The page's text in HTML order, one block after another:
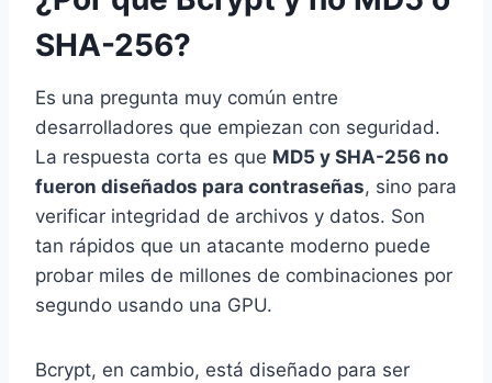
SHA-256?
Es una pregunta muy común entre
desarrolladores que empiezan con seguridad.
La respuesta corta es que MD5 y SHA-256 no
fueron diseñados para contraseñas, sino para
verificar integridad de archivos y datos. Son
tan rápidos que un atacante moderno puede
probar miles de millones de combinaciones por
segundo usando una GPU.
Bcrypt, en cambio, está diseñado para ser